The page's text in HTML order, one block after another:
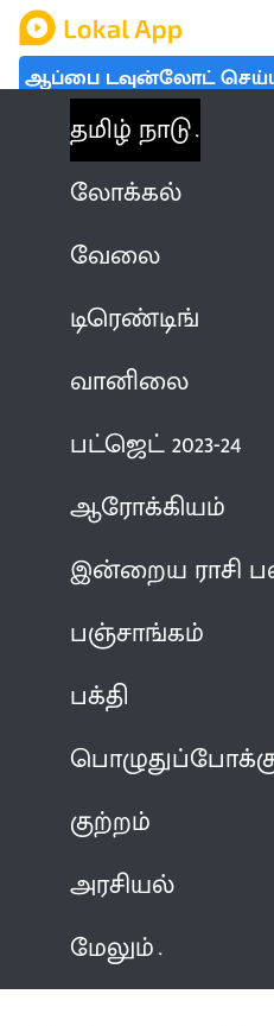
ஆப்பை டவுன்லோட்
தமிழ் நாடு
லோக்கல்
வேலை
டிரெண்டிங்
வானிலை
பட்ஜெட் 2023-24
ஆரோக்கியம்
இன்றைய ராசி
பஞ்சாங்கம்
பக்தி
குற்றம்
அரசியல்
மேலும்